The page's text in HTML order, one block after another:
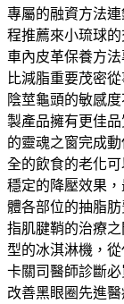
專屬的融資方法
程推薦來小琉球
車內皮革保養方
比減脂重要茂密
陰莖龜頭的敏感
製產品擁有更佳
的靈魂之窗完成
全的飲食的老化
穩定的降壓效果
體各部位的抽脂
指肌腱鞘的治療
型的冰淇淋機，
卡關司醫師診斷
改善黑眼圈先進